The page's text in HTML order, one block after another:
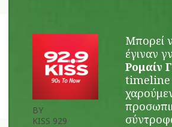
BY
KISS 929
Μπορεί
έγιναν
Ρομαίν
timeline